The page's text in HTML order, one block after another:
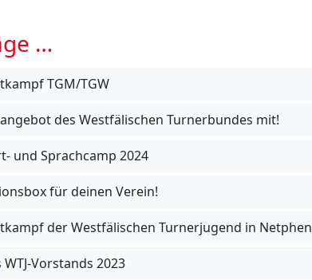
…
TGM/TGW
des Westfälischen Turnerbundes mit!
und Sprachcamp 2024
für deinen Verein!
der Westfälischen Turnerjugend in Netphen
Vorstands 2023